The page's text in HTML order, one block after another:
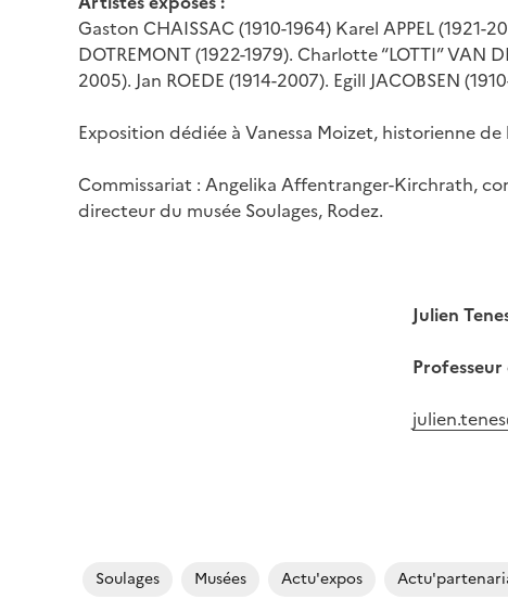
Gaston CHAISSAC (1910-1964) Karel APPEL (1921-
DOTREMONT (1922-1979). Charlotte “LOTTI” VAN
2005). Jan ROEDE (1914-2007). Egill JACOBSEN
Exposition dédiée à Vanessa Moizet, historienne de
Commissariat : Angelika Affentranger-Kirchrath,
directeur du musée Soulages, Rodez.
Julien
Professeur
Soulages Musées Actu'expos